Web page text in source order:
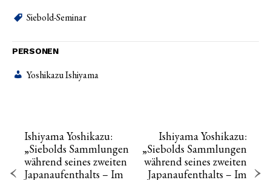
Siebold-Seminar
PERSONEN
Yoshikazu Ishiyama
Ishiyama Yoshikazu:
„Siebolds Sammlungen
während seines zweiten
Japanaufenthalts – Im
Ishiyama Yoshikazu:
„Siebolds Sammlungen
während seines zweiten
Japanaufenthalts – Im